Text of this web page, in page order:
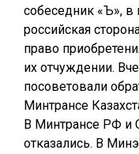
собеседник «Ъ», в
российская
право
их отчуждении.
посоветовали
Минтрансе
В Минтрансе РФ
отказались. В